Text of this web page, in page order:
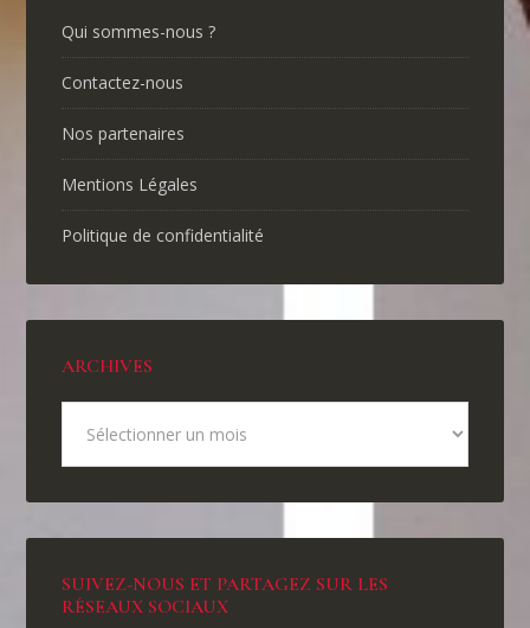
Qui sommes-nous ?
Contactez-nous
Nos partenaires
Mentions Légales
Politique de confidentialité
ARCHIVES
SUIVEZ-NOUS ET PARTAGEZ SUR LES
RÉSEAUX SOCIAUX